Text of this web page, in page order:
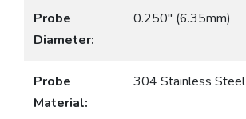
Probe
Diameter:
0.250″ (6.35mm)
Probe
Material:
304 Stainless Steel